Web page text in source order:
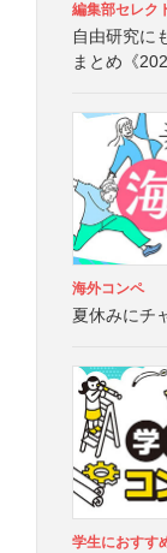
編集部セレク
自由研究に
まとめ《
海外コンペ
夏休みにチ
学生におすす